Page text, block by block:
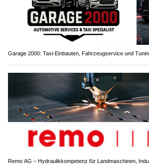
Garage 2000: Taxi-Einbauten, Fahrzeugservice und
Remo AG – Hydraulikkompetenz für Landmaschinen,